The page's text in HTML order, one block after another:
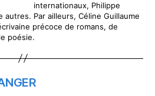
internationaux, Philippe
Par ailleurs, Céline Guillaume
précoce de romans, de
poésie.